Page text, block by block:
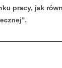
pracy, jak